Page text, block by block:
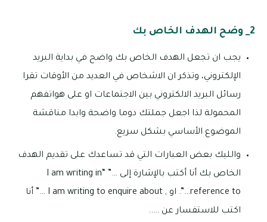
2_ وضح الهدف الخاص بك
يجب ان تجعل الهدف الخاص بك واضح في بداية البريد
الإلكتروني، وتذكر ان الاشخاص في العديد من الأوقات تقرا
رسائل البريد الالكتروني بين الاجتماعات او على هواتفهم
المحمولة لذا اجعل جملتك دوما واضحة وابدا مناقشة
الموضوع الأساسي بشكل سريع.
والليك بعض العبارات التي قد تساعدك على تقديم الهدف
الخاص بك أنا أكتب بالإشارة إلى …” “I am writing in
reference to…”. او , I am writing to enquire about …” أنا
اكتب للاستفسار عن …..